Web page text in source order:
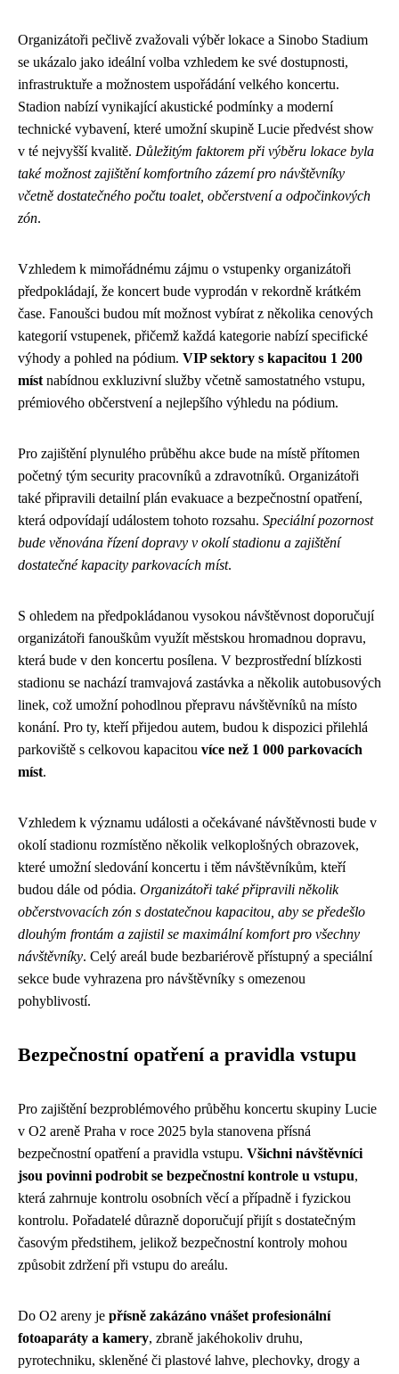
Organizátoři pečlivě zvažovali výběr lokace a Sinobo Stadium
se ukázalo jako ideální volba vzhledem ke své dostupnosti,
infrastruktuře a možnostem uspořádání velkého koncertu.
Stadion nabízí vynikající akustické podmínky a moderní
technické vybavení, které umožní skupině Lucie předvést show
v té nejvyšší kvalitě. Důležitým faktorem při výběru lokace byla
také možnost zajištění komfortního zázemí pro návštěvníky
včetně dostatečného počtu toalet, občerstvení a odpočinkových
zón.
Vzhledem k mimořádnému zájmu o vstupenky organizátoři
předpokládají, že koncert bude vyprodán v rekordně krátkém
čase. Fanoušci budou mít možnost vybírat z několika cenových
kategorií vstupenek, přičemž každá kategorie nabízí specifické
výhody a pohled na pódium. VIP sektory s kapacitou 1 200
míst nabídnou exkluzivní služby včetně samostatného vstupu,
prémiového občerstvení a nejlepšího výhledu na pódium.
Pro zajištění plynulého průběhu akce bude na místě přítomen
početný tým security pracovníků a zdravotníků. Organizátoři
také připravili detailní plán evakuace a bezpečnostní opatření,
která odpovídají událostem tohoto rozsahu. Speciální pozornost
bude věnována řízení dopravy v okolí stadionu a zajištění
dostatečné kapacity parkovacích míst.
S ohledem na předpokládanou vysokou návštěvnost doporučují
organizátoři fanouškům využít městskou hromadnou dopravu,
která bude v den koncertu posílena. V bezprostřední blízkosti
stadionu se nachází tramvajová zastávka a několik autobusových
linek, což umožní pohodlnou přepravu návštěvníků na místo
konání. Pro ty, kteří přijedou autem, budou k dispozici přilehlá
parkoviště s celkovou kapacitou více než 1 000 parkovacích
míst.
Vzhledem k významu události a očekávané návštěvnosti bude v
okolí stadionu rozmístěno několik velkoplošných obrazovek,
které umožní sledování koncertu i těm návštěvníkům, kteří
budou dále od pódia. Organizátoři také připravili několik
občerstvovacích zón s dostatečnou kapacitou, aby se předešlo
dlouhým frontám a zajistil se maximální komfort pro všechny
návštěvníky. Celý areál bude bezbariérově přístupný a speciální
sekce bude vyhrazena pro návštěvníky s omezenou
pohyblivostí.
Bezpečnostní opatření a pravidla vstupu
Pro zajištění bezproblémového průběhu koncertu skupiny Lucie
v O2 areně Praha v roce 2025 byla stanovena přísná
bezpečnostní opatření a pravidla vstupu. Všichni návštěvníci
jsou povinni podrobit se bezpečnostní kontrole u vstupu,
která zahrnuje kontrolu osobních věcí a případně i fyzickou
kontrolu. Pořadatelé důrazně doporučují přijít s dostatečným
časovým předstihem, jelikož bezpečnostní kontroly mohou
způsobit zdržení při vstupu do areálu.
Do O2 areny je přísně zakázáno vnášet profesionální
fotoaparáty a kamery, zbraně jakéhokoliv druhu,
pyrotechniku, skleněné či plastové lahve, plechovky, drogy a